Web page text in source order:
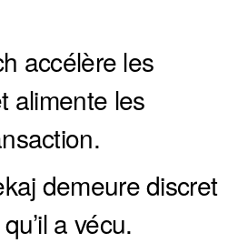
accélère les
alimente les
demeure discret
a vécu.